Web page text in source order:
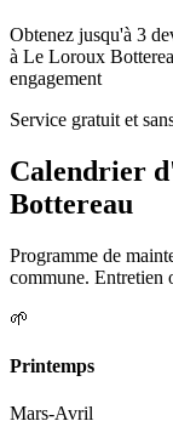
Obtenez jusqu'à 3
à Le Loroux
engagement
Service gratuit et
Calendrier
Bottereau
Programme de
commune. Entretien
🌱
Printemps
Mars-Avril